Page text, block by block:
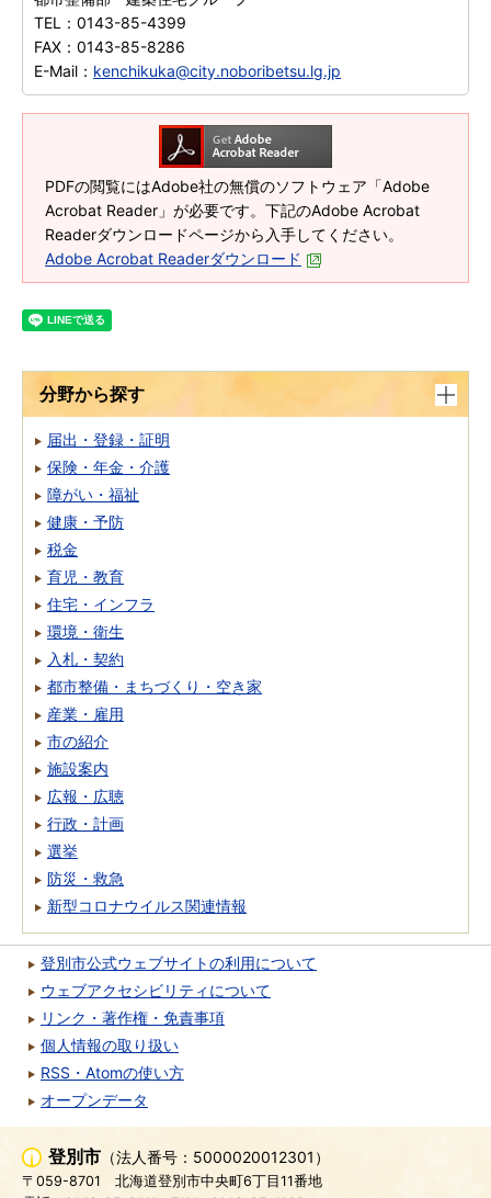
TEL： 0143-85-4399
FAX： 0143-85-8286
E-Mail： kenchikuka@city.noboribetsu.lg.jp
PDFの閲覧にはAdobe社の無償のソフトウェア「Adobe
Acrobat Reader」が必要です。下記のAdobe Acrobat
Readerダウンロードページから入手してください。
Adobe Acrobat Readerダウンロード
分野から探す
届出・登録・証明
保険・年金・介護
障がい・福祉
健康・予防
税金
育児・教育
住宅・インフラ
環境・衛生
入札・契約
都市整備・まちづくり・空き家
産業・雇用
市の紹介
施設案内
広報・広聴
行政・計画
選挙
防災・救急
新型コロナウイルス関連情報
登別市公式ウェブサイトの利用について
ウェブアクセシビリティについて
リンク・著作権・免責事項
個人情報の取り扱い
RSS・Atomの使い方
オープンデータ
登別市 （法人番号：5000020012301）
〒059-8701
北海道登別市中央町6丁目11番地